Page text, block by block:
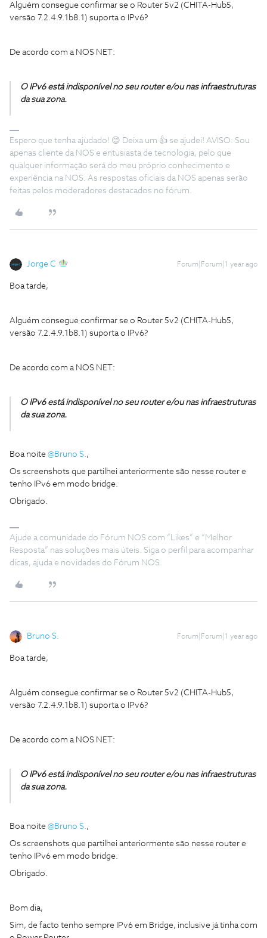
Alguém consegue confirmar se o Router 5v2 (CHITA-Hub5,
versão 7.2.4.9.1b8.1) suporta o IPv6?
De acordo com a NOS NET:
O IPv6 está indisponível no seu router e/ou nas infraestruturas
da sua zona.
Espero que tenha ajudado! 😊 Deixa um 👍 se ajudei! AVISO: Sou
apenas cliente da NOS e entusiasta de tecnologia, pelo que
qualquer informação será do meu próprio conhecimento e
experiência na NOS. As respostas oficiais da NOS apenas serão
feitas pelos moderadores destacados no fórum.
Jorge C Forum|Forum|1 year ago
Boa tarde,
Alguém consegue confirmar se o Router 5v2 (CHITA-Hub5,
versão 7.2.4.9.1b8.1) suporta o IPv6?
De acordo com a NOS NET:
O IPv6 está indisponível no seu router e/ou nas infraestruturas
da sua zona.
Boa noite ​ @Bruno S. ,
Os screenshots que partilhei anteriormente são nesse router e
tenho IPv6 em modo bridge.
Obrigado.
Ajude a comunidade do Fórum NOS com “Likes” e “Melhor
Resposta” nas soluções mais úteis. Siga o perfil para acompanhar
dicas, ajuda e novidades do Fórum NOS.
Bruno S. Forum|Forum|1 year ago
Boa tarde,
Alguém consegue confirmar se o Router 5v2 (CHITA-Hub5,
versão 7.2.4.9.1b8.1) suporta o IPv6?
De acordo com a NOS NET:
O IPv6 está indisponível no seu router e/ou nas infraestruturas
da sua zona.
Boa noite ​ @Bruno S. ,
Os screenshots que partilhei anteriormente são nesse router e
tenho IPv6 em modo bridge.
Obrigado.
Bom dia,
Sim, de facto tenho sempre IPv6 em Bridge, inclusive já tinha com